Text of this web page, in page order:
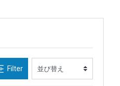
Filter